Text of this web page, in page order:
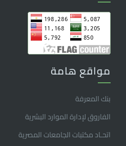
مواقع هامة
بنك المعرفة
الفاروق ﻹدارة الموارد البشرية
اتحـاد مكتبات الجامعات المصرية